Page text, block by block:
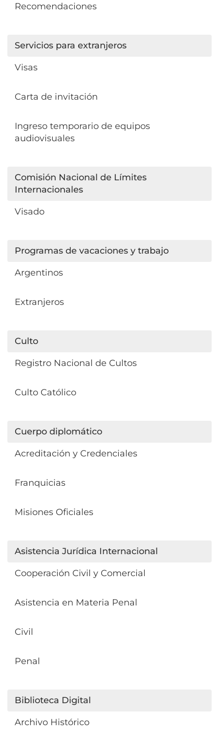
Recomendaciones
Servicios para extranjeros
Visas
Carta de invitación
Ingreso temporario de equipos
audiovisuales
Comisión Nacional de Límites
Internacionales
Visado
Programas de vacaciones y trabajo
Argentinos
Extranjeros
Culto
Registro Nacional de Cultos
Culto Católico
Cuerpo diplomático
Acreditación y Credenciales
Franquicias
Misiones Oficiales
Asistencia Jurídica Internacional
Cooperación Civil y Comercial
Asistencia en Materia Penal
Civil
Penal
Biblioteca Digital
Archivo Histórico